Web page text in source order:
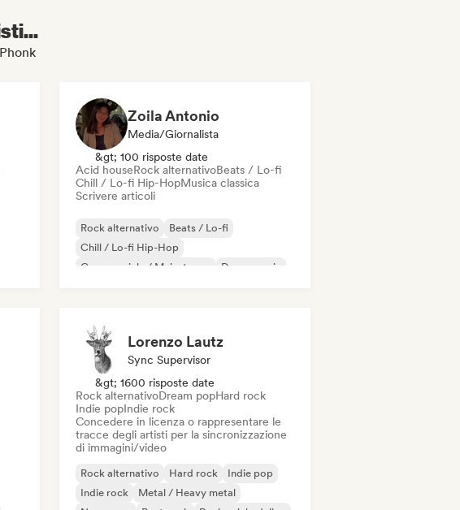
Zoila Antonio
Media/Giornalista
&gt; 100 risposte date
Acid houseRock alternativoBeats / Lo-fi
Chill / Lo-fi Hip-HopMusica classica
Scrivere articoli
Rock alternativo
Beats / Lo-fi
Chill / Lo-fi Hip-Hop
Commerciale / Mainstream
Dance music
Lorenzo Lautz
Sync Supervisor
&gt; 1600 risposte date
Rock alternativoDream popHard rock
Indie popIndie rock
Concedere in licenza o rappresentare le
tracce degli artisti per la sincronizzazione
di immagini/video
Rock alternativo Hard rock
Indie pop
Indie rock
Metal / Heavy metal